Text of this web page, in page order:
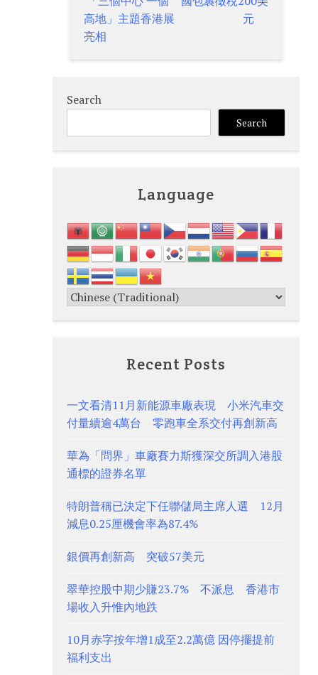
高地」主題香港展
亮相
元
Search
Search
Language
Recent Posts
一文看清11月新能源車廠表現 小米汽車交
付量續逾4萬台 零跑車全系交付再創新高
華為「問界」車廠賽力斯獲深交所調入港股
通標的證券名單
特朗普稱已決定下任聯儲局主席人選 12月
減息0.25厘機會率為87.4%
銀價再創新高 突破57美元
翠華控股中期少賺23.7% 不派息 香港市
場收入升惟內地跌
10月赤字按年增1成至2.2萬億 因停擺提前
福利支出